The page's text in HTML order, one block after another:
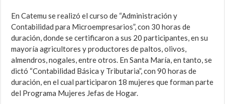
En Catemu se realizó el curso de “Administración y
Contabilidad para Microempresarios”, con 30 horas de
duración, donde se certificaron a sus 20 participantes, en su
mayoría agricultores y productores de paltos, olivos,
almendros, nogales, entre otros. En Santa María, en tanto, se
dictó “Contabilidad Básica y Tributaria”, con 90 horas de
duración, en el cual participaron 18 mujeres que forman parte
del Programa Mujeres Jefas de Hogar.